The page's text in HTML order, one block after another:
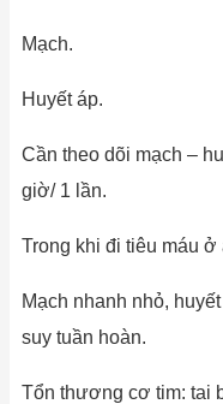
Mạch.
Huyết áp.
Cần theo dõi mạch –
giờ/ 1 lần.
Trong khi đi tiêu máu ở
Mạch nhanh nhỏ,
suy tuần hoàn.
Tổn thương cơ tim: tai